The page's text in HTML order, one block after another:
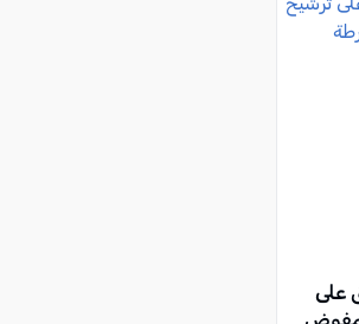
على
مفوض